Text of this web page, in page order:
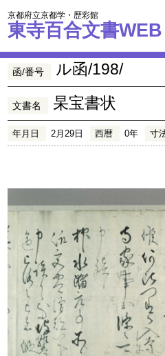
京都府立京都学・歴彩館
東寺百合文書WEB
函/番号 ル函/198/
文書名 杲宝書状
年月日 2月29日 西暦 0年 寸